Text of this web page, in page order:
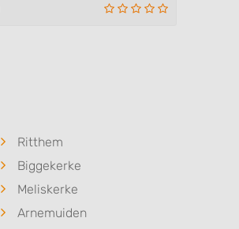
Ritthem
Biggekerke
Meliskerke
Arnemuiden